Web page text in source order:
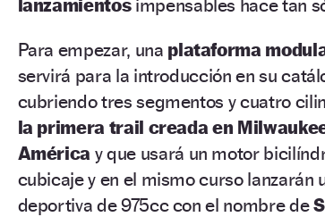
lanzamientos impensables hace tan
Para empezar, una plataforma
servirá para la introducción en su
cubriendo tres segmentos y cuatro
la primera trail creada en
América y que usará un motor
cubicaje y en el mismo curso lanzarán
deportiva de 975cc con el nombre de